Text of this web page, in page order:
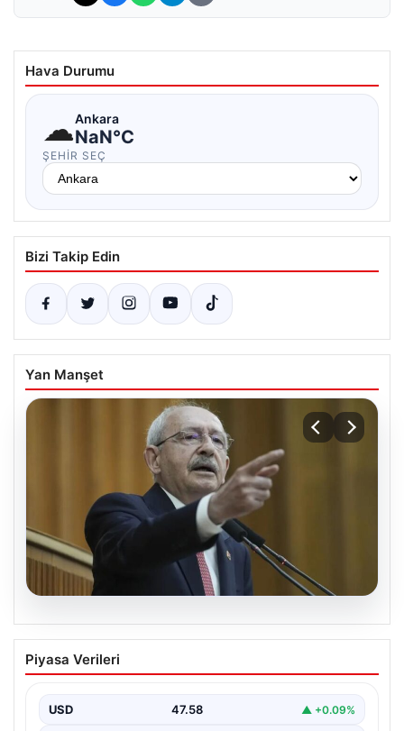
Hava Durumu
☁Ankara
NaN°C
ŞEHIR SEÇ
Bizi Takip Edin
Yan Manşet
05.08.2026
Kılıçdaroğlu: Hesap sormaktan da
vermekten de çekinmeyiz
Piyasa Verileri
USD 47.58 ▲ +0.09%